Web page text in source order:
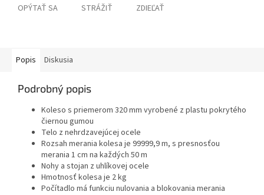
OPÝTAŤ SA STRÁŽIŤ ZDIEĽAŤ
Popis Diskusia
Podrobný popis
Koleso s priemerom 320 mm vyrobené z plastu pokrytého
čiernou gumou
Telo z nehrdzavejúcej ocele
Rozsah merania kolesa je 99999,9 m, s presnosťou
merania 1 cm na každých 50 m
Nohy a stojan z uhlíkovej ocele
Hmotnosť kolesa je 2 kg
Počítadlo má funkciu nulovania a blokovania merania